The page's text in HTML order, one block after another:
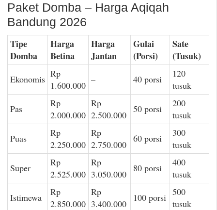
Paket Domba – Harga Aqiqah
Bandung 2026
Tipe
Domba
Harga
Betina
Harga
Jantan
Gulai
(Porsi)
Sate
(Tusuk)
Ekonomis Rp
1.600.000
– 40 porsi
120
tusuk
Pas
Rp
2.000.000
Rp
2.500.000
50 porsi
200
tusuk
Puas
Rp
2.250.000
Rp
2.750.000
60 porsi
300
tusuk
Super
Rp
2.525.000
Rp
3.050.000
80 porsi
400
tusuk
Istimewa
Rp
2.850.000
Rp
3.400.000
100 porsi 500
tusuk